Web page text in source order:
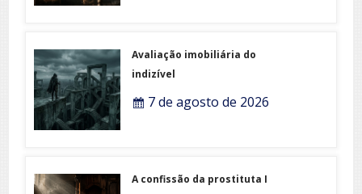
Avaliação imobiliária do
indizível
7 de agosto de 2026
A confissão da prostituta I